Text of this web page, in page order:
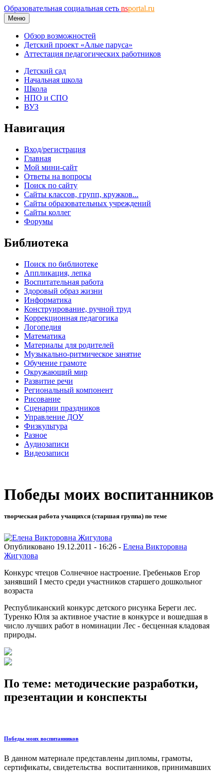
Образовательная социальная сеть nsportal.ru
Меню
Обзор возможностей
Детский проект «Алые паруса»
Аттестация педагогических работников
Детский сад
Начальная школа
Школа
НПО и СПО
ВУЗ
Навигация
Вход/регистрация
Главная
Мой мини-сайт
Ответы на вопросы
Поиск по сайту
Сайты классов, групп, кружков...
Сайты образовательных учреждений
Сайты коллег
Форумы
Библиотека
Поиск по библиотеке
Аппликация, лепка
Воспитательная работа
Здоровый образ жизни
Информатика
Конструирование, ручной труд
Коррекционная педагогика
Логопедия
Математика
Материалы для родителей
Музыкально-ритмическое занятие
Обучение грамоте
Окружающий мир
Развитие речи
Региональный компонент
Рисование
Сценарии праздников
Управление ДОУ
Физкультура
Разное
Аудиозаписи
Видеозаписи
Победы моих воспитанников
творческая работа учащихся (старшая группа) по теме
Опубликовано 19.12.2011 - 16:26 - Елена Викторовна
Жигулова
Конкурс чтецов Солнечное настроение. Гребеньков Егор
занявший I место среди участников старшего дошкольног
возраста
Республиканский конкурс детского рисунка Береги лес.
Туренко Юля за активное участие в конкурсе и вошедшая в
число лучших работ в номинации Лес - бесценная кладовая
природы.
По теме: методические разработки,
презентации и конспекты
Победы моих воспитанников
В данном материале представлены дипломы, грамоты,
сертификаты, свидетельства воспитанников, принимавших